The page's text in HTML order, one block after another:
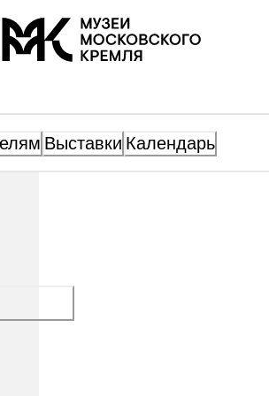
На главную
Выставки Календарь